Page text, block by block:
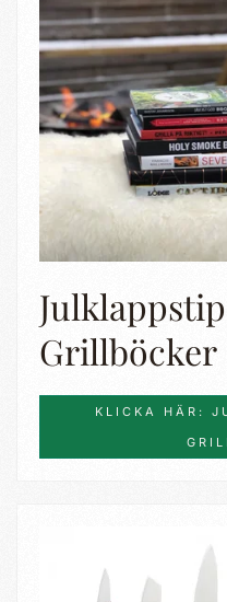
Grillböcker
KLICKA HÄR: